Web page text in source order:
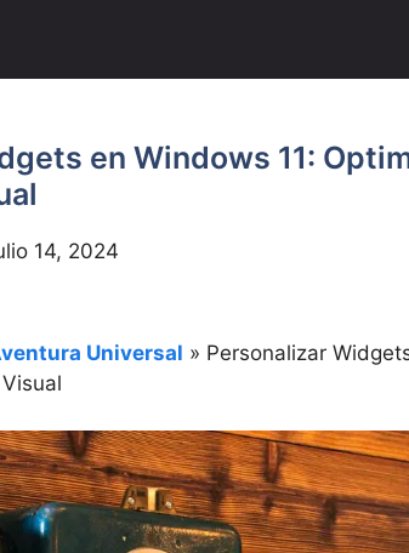
en Windows 11:
14, 2024
Universal » Personalizar